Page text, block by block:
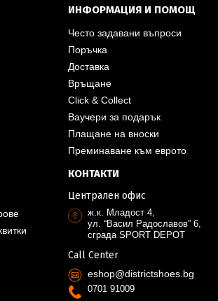
ИНФОРМАЦИЯ И ПОМОЩ
Често задавани въпроси
Поръчка
Доставка
Връщане
Click & Collect
Ваучери за подарък
Плащане на вноски
Преминаване към еврото
КОНТАКТИ
Централен офис
ж.к. Младост 4,
ул. “Васил Радославов” 6,
сграда SPORT DEPOT
Call Center
eshop@districtshoes.bg
0701 91009